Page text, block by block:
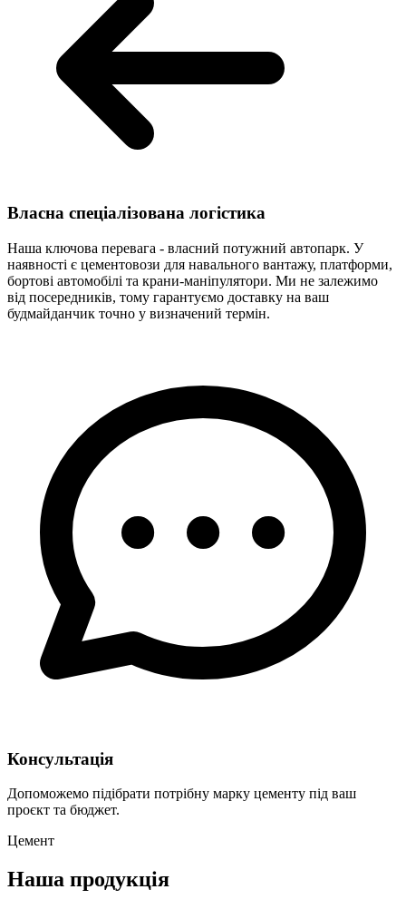
Власна спеціалізована логістика
Наша ключова перевага - власний потужний автопарк. У
наявності є цементовози для навального вантажу, платформи,
бортові автомобілі та крани-маніпулятори. Ми не залежимо
від посередників, тому гарантуємо доставку на ваш
будмайданчик точно у визначений термін.
Консультація
Допоможемо підібрати потрібну марку цементу під ваш
проєкт та бюджет.
Цемент
Наша продукція